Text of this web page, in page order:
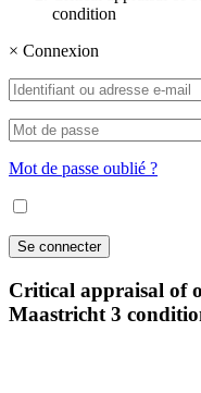
condition
× Connexion
Mot de passe oublié ?
Critical appraisal of
Maastricht 3